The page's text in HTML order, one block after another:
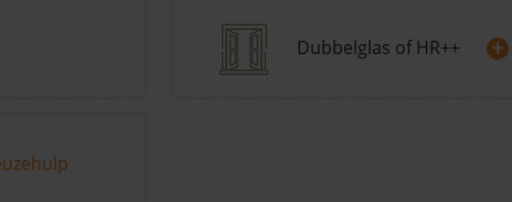
Dubbelglas of HR++ +